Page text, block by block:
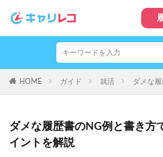
HOME ガイド 就活 ダメな
ダメな履歴書のNG例と書き方
イントを解説